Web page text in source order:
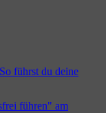
führen" am